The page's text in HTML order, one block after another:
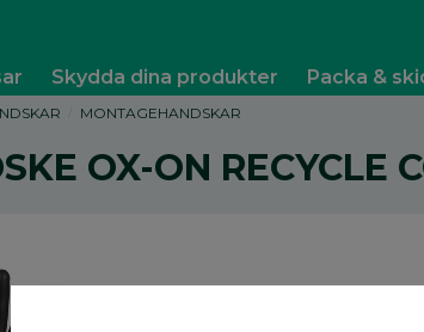
Skydda dina produkter Packa &
MONTAGEHANDSKAR
OX-ON RECYCLE